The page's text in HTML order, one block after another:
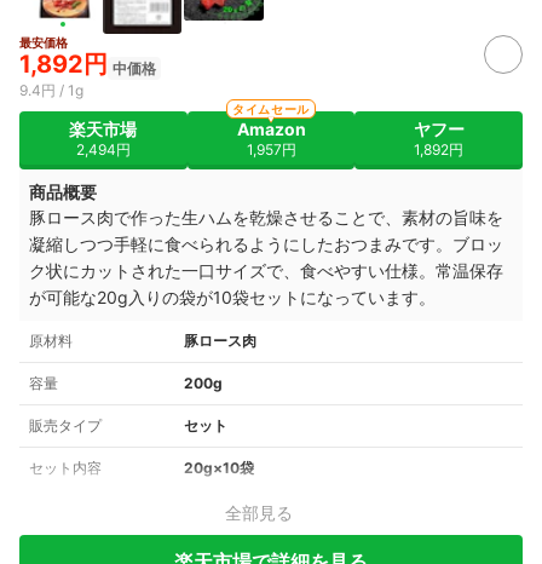
最安価格
1,892円 中価格
9.4円 / 1g
楽天市場
2,494円
Amazon
1,957円
タイムセール
ヤフー
1,892円
商品概要
豚ロース肉で作った生ハムを乾燥させることで、素材の旨味を
凝縮しつつ手軽に食べられるようにしたおつまみです。ブロッ
ク状にカットされた一口サイズで、食べやすい仕様。常温保存
が可能な20g入りの袋が10袋セットになっています。
原材料 豚ロース肉
容量 200g
販売タイプ セット
セット内容 20g×10袋
全部見る